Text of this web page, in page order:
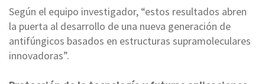
Según el equipo investigador, “estos resultados abren
la puerta al desarrollo de una nueva generación de
antifúngicos basados en estructuras supramoleculares
innovadoras”.